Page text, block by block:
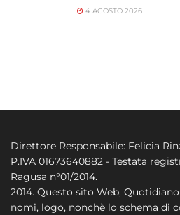
4 AGOSTO 2026
Direttore Responsabile: Felicia
P.IVA 01673640882 - Testata
Ragusa n°01/2014.
2014. Questo sito Web,
nomi, logo, nonchè lo schema di